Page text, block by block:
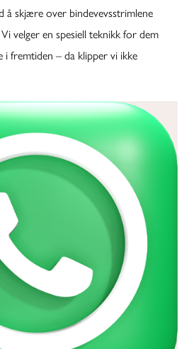
å skjære over bindevevsstrimlene
velger en spesiell teknikk for dem
i fremtiden – da klipper vi ikke